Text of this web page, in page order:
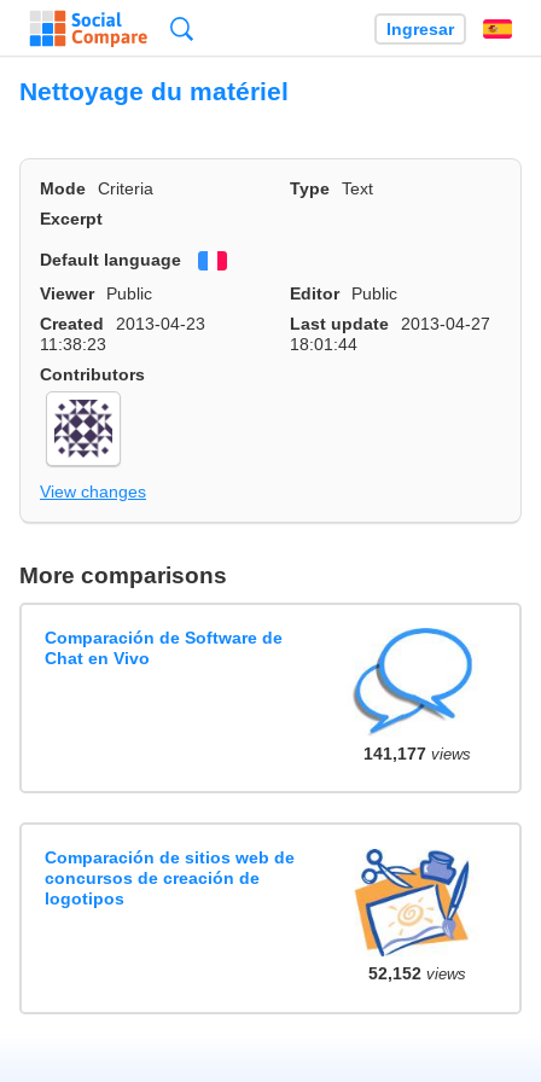
Ingresar
Nettoyage du matériel
Mode Criteria Type
Text
Excerpt
Default language
Viewer
Public Editor
Public
Created
2013-04-23
11:38:23
Last update
2013-04-27
18:01:44
Contributors
View changes
More comparisons
Comparación de Software de
Chat en Vivo
141,177views
Comparación de sitios web de
concursos de creación de
logotipos
52,152views